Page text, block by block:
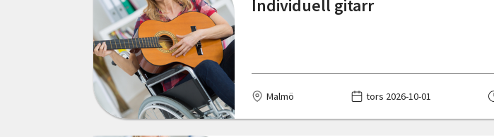
Individuell gitarr
Malmö tors 2026-10-01